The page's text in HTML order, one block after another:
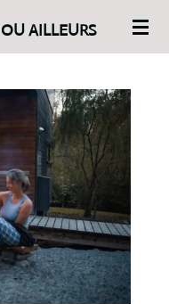
AILLEURS